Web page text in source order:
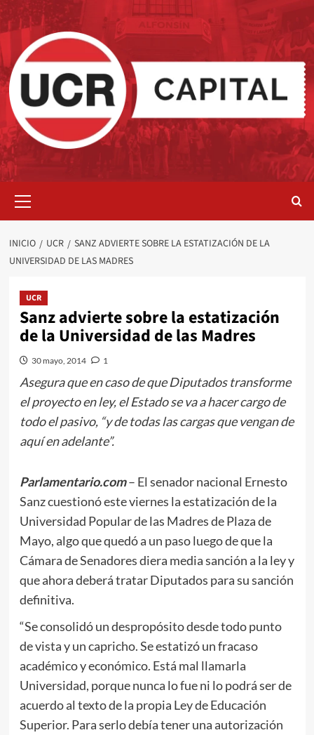
Saltar
al
contenido
primario
INICIO UCR
SANZ ADVIERTE SOBRE LA ESTATIZACIÓN DE LA
UNIVERSIDAD DE LAS MADRES
UCR
Sanz advierte sobre la estatización
de la Universidad de las Madres
30 mayo, 2014 1
Asegura que en caso de que Diputados transforme
el proyecto en ley, el Estado se va a hacer cargo de
todo el pasivo, “y de todas las cargas que vengan de
aquí en adelante”.
Parlamentario.com– El senador nacional Ernesto
Sanz cuestionó este viernes la estatización de la
Universidad Popular de las Madres de Plaza de
Mayo, algo que quedó a un paso luego de que la
Cámara de Senadores diera media sanción a la ley y
que ahora deberá tratar Diputados para su sanción
definitiva.
“Se consolidó un despropósito desde todo punto
de vista y un capricho. Se estatizó un fracaso
académico y económico. Está mal llamarla
Universidad, porque nunca lo fue ni lo podrá ser de
acuerdo al texto de la propia Ley de Educación
Superior. Para serlo debía tener una autorización